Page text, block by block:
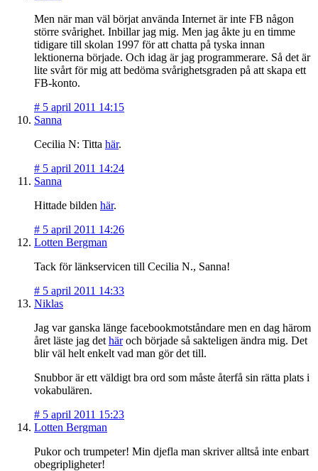
Men när man väl börjat använda Internet är inte FB någon
större svårighet. Inbillar jag mig. Men jag åkte ju en timme
tidigare till skolan 1997 för att chatta på tyska innan
lektionerna började. Och idag är jag programmerare. Så det är
lite svårt för mig att bedöma svårighetsgraden på att skapa ett
FB-konto.
# 5 april 2011 14:15
Sanna
Cecilia N: Titta här.
# 5 april 2011 14:24
Sanna
Hittade bilden här.
# 5 april 2011 14:26
Lotten Bergman
Tack för länkservicen till Cecilia N., Sanna!
# 5 april 2011 14:33
Niklas
Jag var ganska länge facebookmotståndare men en dag härom
året läste jag det häroch började så sakteligen ändra mig. Det
blir väl helt enkelt vad man gör det till.
Snubbor är ett väldigt bra ord som måste återfå sin rätta plats i
vokabulären.
# 5 april 2011 15:23
Lotten Bergman
Pukor och trumpeter! Min djefla man skriver alltså inte enbart
obegripligheter!